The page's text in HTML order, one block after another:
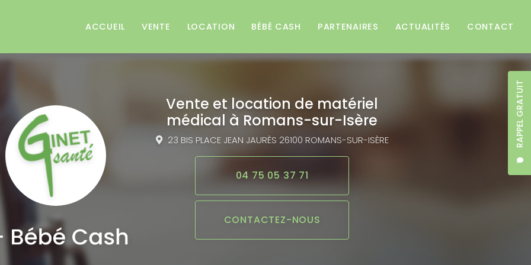
RAPPEL GRATUIT
ACCUEIL VENTE LOCATION BÉBÉ CASH PARTENAIRES ACTUALITÉS CONTACT
Vente et location de matériel
médical à Romans-sur-Isère
23 BIS PLACE JEAN JAURÈS 26100 ROMANS-SUR-ISÈRE
04 75 05 37 71
CONTACTEZ-NOUS